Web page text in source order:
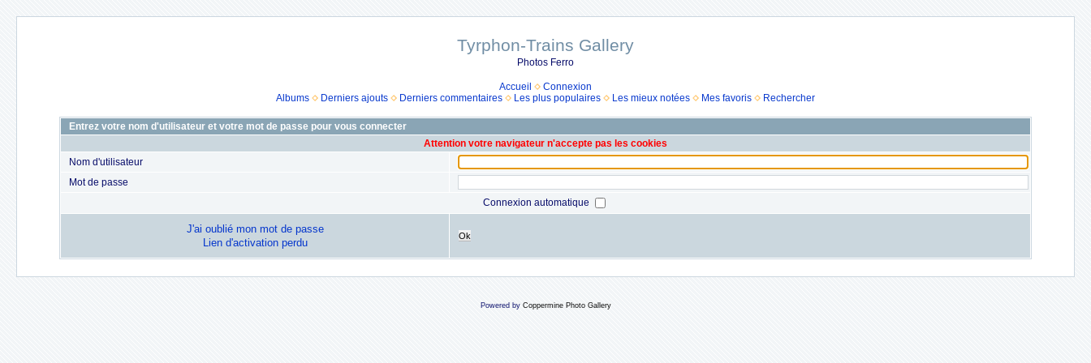
Tyrphon-Trains Gallery
Photos Ferro
Accueil
Connexion
Albums
Derniers ajouts Derniers commentaires Les plus populaires Les mieux notées Mes favoris Rechercher
Entrez votre nom d'utilisateur et votre mot de passe pour vous connecter
Attention votre navigateur n'accepte pas les cookies
Nom d'utilisateur
Mot de passe
Connexion automatique
J'ai oublié mon mot de passe
Lien d'activation perdu
Ok
Powered by Coppermine Photo Gallery